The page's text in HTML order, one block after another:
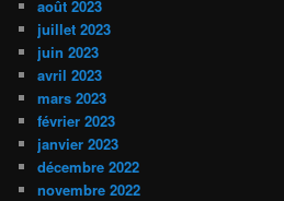
août 2023
juillet 2023
juin 2023
avril 2023
mars 2023
février 2023
janvier 2023
décembre 2022
novembre 2022